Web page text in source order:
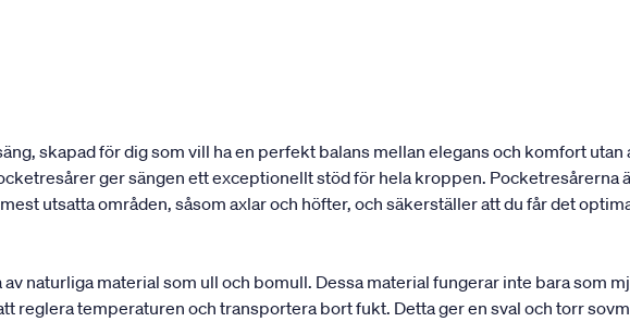
skapad för dig som vill ha en perfekt balans mellan elegans och komfort
ger sängen ett exceptionellt stöd för hela kroppen. Pocketresårerna
utsatta områden, såsom axlar och höfter, och säkerställer att du får det
naturliga material som ull och bomull. Dessa material fungerar inte bara som
reglera temperaturen och transportera bort fukt. Detta ger en sval och torr